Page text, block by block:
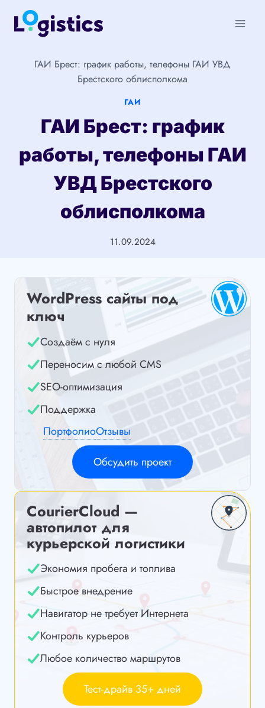
Перейти
ГАИ Брест: график работы, телефоны ГАИ УВД
Брестского облисполкома
ГАИ
ГАИ Брест: график
работы, телефоны ГАИ
УВД Брестского
облисполкома
11.09.2024
WordPress сайты под
ключ
Создаём с нуля
Переносим с любой CMS
SEO-оптимизация
Поддержка
ПортфолиоОтзывы
Обсудить проект
CourierCloud —
автопилот для
курьерской логистики
Экономия пробега и топлива
Быстрое внедрение
Навигатор не требует Интернета
Контроль курьеров
Любое количество маршрутов
Тест-драйв 35+ дней